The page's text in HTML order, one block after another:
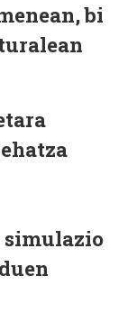
, bi
simulazio